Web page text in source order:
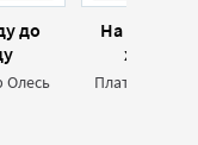
до
Олесь
На своїй
хорошій
Платон